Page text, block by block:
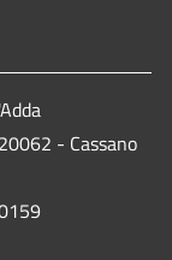
- Cassano